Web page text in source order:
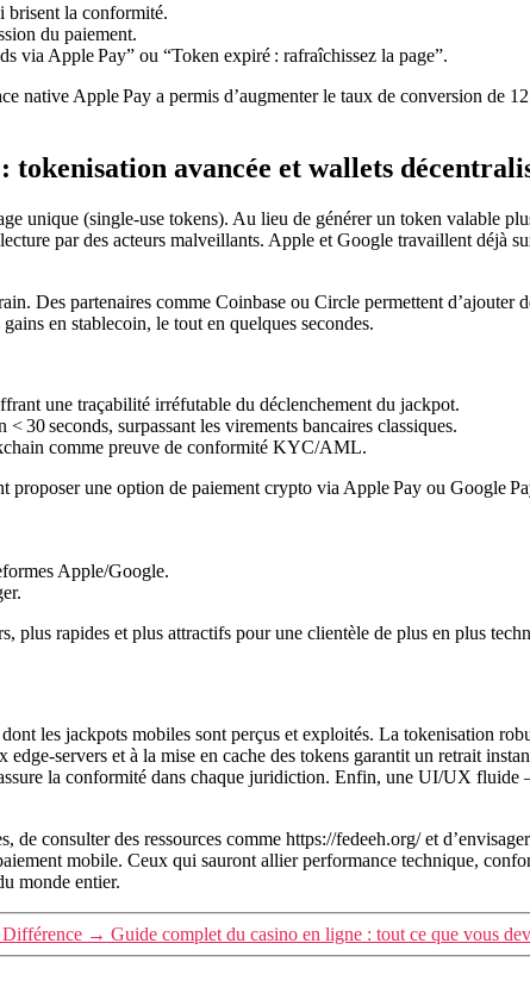
brisent la conformité.
du paiement.
via Apple Pay” ou “Token expiré : rafraîchissez la page”.
native Apple Pay a permis d’augmenter le taux de conversion de
tokenisation avancée et wallets
unique (single‑use tokens). Au lieu de générer un token valable
par des acteurs malveillants. Apple et Google travaillent déjà
Des partenaires comme Coinbase ou Circle permettent
en stablecoin, le tout en quelques secondes.
une traçabilité irréfutable du déclenchement du jackpot.
30 seconds, surpassant les virements bancaires classiques.
comme preuve de conformité KYC/AML.
proposer une option de paiement crypto via Apple Pay ou Google
Apple/Google.
plus rapides et plus attractifs pour une clientèle de plus en plus
les jackpots mobiles sont perçus et exploités. La tokenisation
et à la mise en cache des tokens garantit un retrait
la conformité dans chaque juridiction. Enfin, une UI/UX
de consulter des ressources comme https://fedeeh.org/ et
mobile. Ceux qui sauront allier performance technique,
monde entier.
→ Guide complet du casino en ligne : tout ce que vous